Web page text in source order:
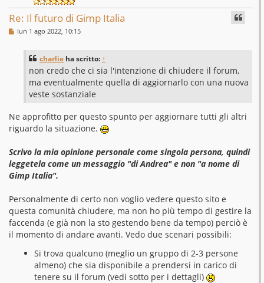
Re: Il futuro di Gimp Italia
Mlun 1 ago 2022, 10:15
charlie ha scritto: ↑
non credo che ci sia l'intenzione di chiudere il forum,
ma eventualmente quella di aggiornarlo con una nuova
veste sostanziale
Ne approfitto per questo spunto per aggiornare tutti gli altri
riguardo la situazione.
Scrivo la mia opinione personale come singola persona, quindi
leggetela come un messaggio "di Andrea" e non "a nome di
Gimp Italia".
Personalmente di certo non voglio vedere questo sito e
questa comunità chiudere, ma non ho più tempo di gestire la
faccenda (e già non la sto gestendo bene da tempo) perciò è
il momento di andare avanti. Vedo due scenari possibili:
Si trova qualcuno (meglio un gruppo di 2-3 persone
almeno) che sia disponibile a prendersi in carico di
tenere su il forum (vedi sotto per i dettagli)